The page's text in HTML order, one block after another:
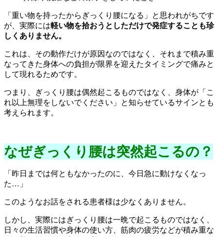
「重い物を持ったからぎっくり腰になる」と思われがちです
が、実際には軽い物を拾おうとしただけで発症することも珍
しくありません。
これは、その動作だけが原因なのではなく、それまで積み重
なってきた身体への負担が限界を迎えたタイミングで痛みと
して現れるためです。
つまり、ぎっくり腰は偶然起こるものではなく、身体が「こ
れ以上無理をしないでください」と知らせているサインとも
考えられます。
なぜぎっくり腰は突然起こるの？
「昨日までは何ともなかったのに、今日急に動けなくなっ
た…」
このようなお話をされる患者様は少なくありません。
しかし、実際にはぎっくり腰は一晩で起こるものではなく、
日々の生活習慣や身体の使い方、筋肉の疲労などが積み重な